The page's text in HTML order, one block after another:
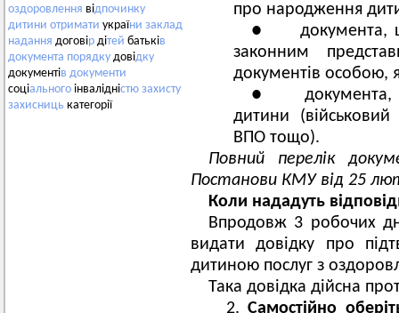
оздоровлення відпочинку
дитини отримати україни заклад
надання договір дітей батьків
документа порядку довідку
документів документи
соціального інвалідністю захисту
захисниць категорії
про народження
● документа, що
законним
документів особою,
● документа, що
дитини
ВПО тощо).
Повний перелік
Постанови КМУ від 25
Коли нададуть
Впродовж 3 робочих
видати довідку про
дитиною послуг з
Така довідка дійсна
Самостійно